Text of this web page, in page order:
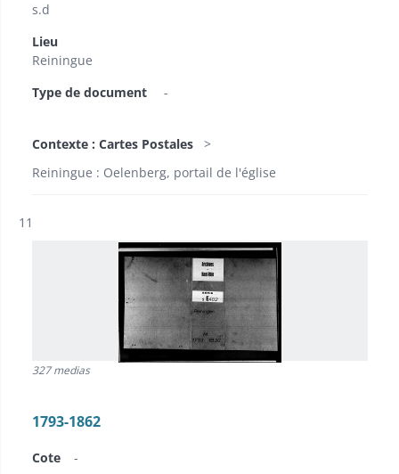
s.d
Lieu
Reiningue
Type de document
-
Contexte : Cartes Postales
Reiningue : Oelenberg, portail de l'église
Résultat n°
11
327 medias
1793-1862
Cote -